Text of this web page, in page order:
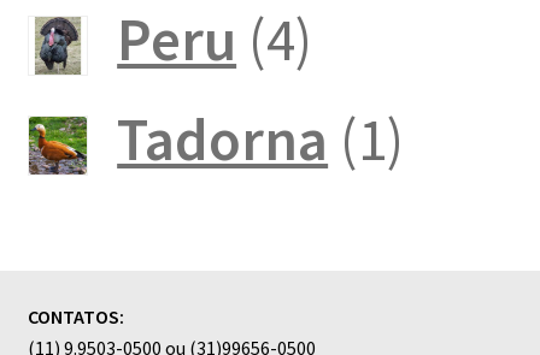
Peru 44
produtos
Tadorna 11
CONTATOS:
(11) 9.9503-0500 ou (31)99656-0500